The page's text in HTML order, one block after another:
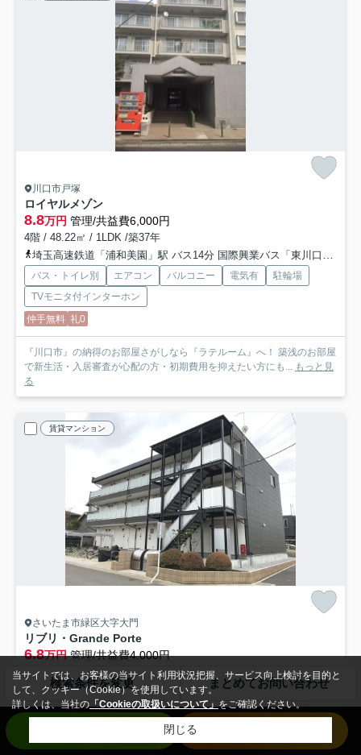
川口市戸塚
ロイヤルメゾン
8.8万円 管理/共益費6,000円
4階 / 48.22㎡ / 1LDK /築37年
埼玉高速鉄道「浦和美園」駅 バス14分 国際興業バス「東川口駅北口」 停歩7分
バス・トイレ別 エアコン バルコニー 電気有
駐輪場
TVモニタ付インターホン
仲手無料 礼0
『川口市』の納得のお部屋さがしなら『ラテルーム』へ！ 築浅のお部屋
で新生活・入居審査が心配の方・初期費用を抑えたい方にも...
もっと見
る
賃貸マンション
さいたま市緑区大字大門
リブリ・Grande Porte
6.8万円管理/共益費4,000円
3階 / 27.32㎡ / 1K /築9年
埼玉高速鉄道「浦和美園」駅 徒歩27分
バス・トイレ別 室内洗濯機置場 エアコン
バルコニー
検索条件を変更 まとめてお問い合わせ
当サイトでは、お客様の当サイト利用状況把握、サービス向上検討を目的と
して、クッキー（Cookie）を使用しています。
詳しくは、当社の「Cookieの取扱いについて」をご確認ください。
閉じる